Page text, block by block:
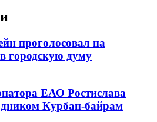
проголосовал на
городскую думу
ЕАО Ростислава
Курбан-байрам